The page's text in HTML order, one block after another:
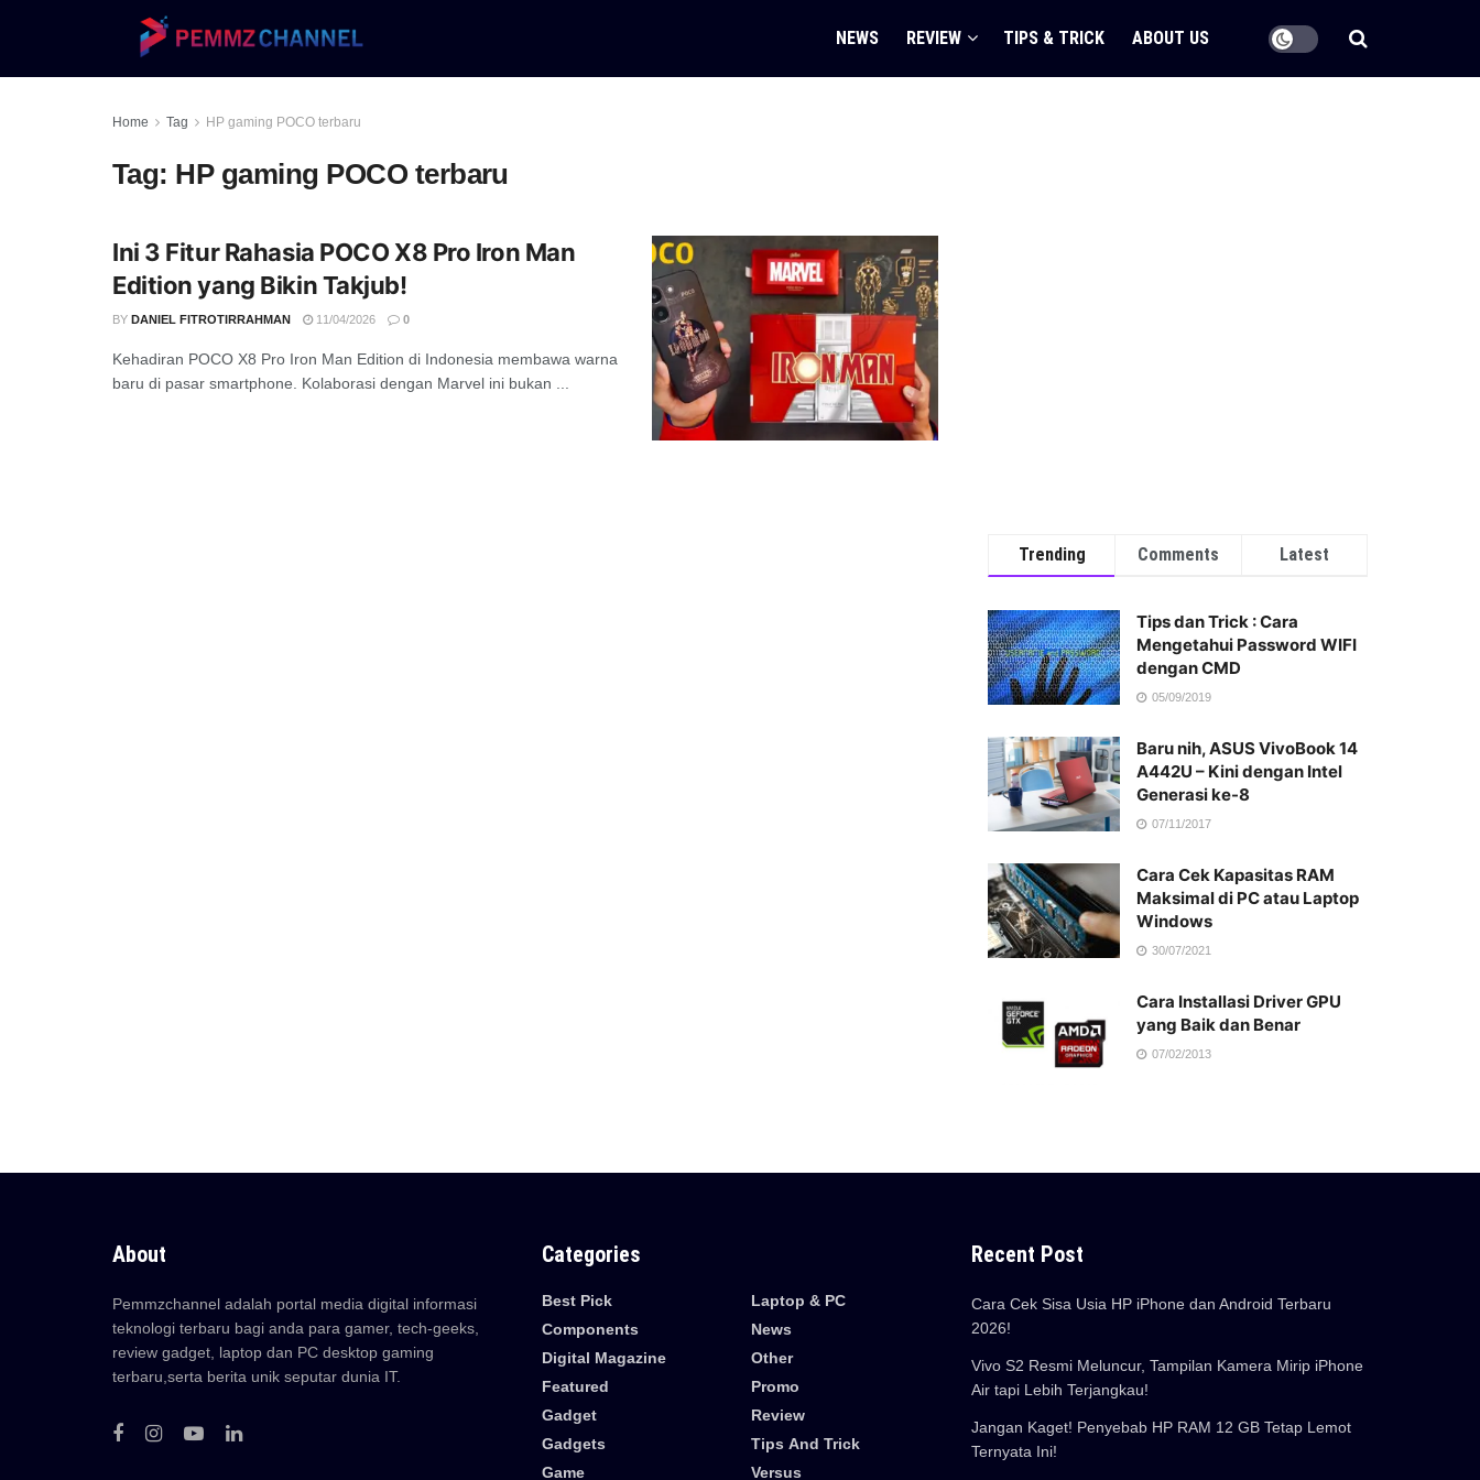
NEWS REVIEW TIPS & TRICK ABOUT US
Home Tag HP gaming POCO terbaru
Tag: HP gaming POCO terbaru
Ini 3 Fitur Rahasia POCO X8 Pro Iron Man
Edition yang Bikin Takjub!
BY DANIEL FITROTIRRAHMAN 11/04/2026 0
Kehadiran POCO X8 Pro Iron Man Edition di Indonesia membawa warna
baru di pasar smartphone. Kolaborasi dengan Marvel ini bukan ...
Trending Comments Latest
Tips dan Trick : Cara
Mengetahui Password WIFI
dengan CMD
05/09/2019
Baru nih, ASUS VivoBook 14
A442U – Kini dengan Intel
Generasi ke-8
07/11/2017
Cara Cek Kapasitas RAM
Maksimal di PC atau Laptop
Windows
30/07/2021
Cara Installasi Driver GPU
yang Baik dan Benar
07/02/2013
About
Pemmzchannel adalah portal media digital informasi
teknologi terbaru bagi anda para gamer, tech-geeks,
review gadget, laptop dan PC desktop gaming
terbaru,serta berita unik seputar dunia IT.
Categories
Best Pick
Components
Digital Magazine
Featured
Gadget
Gadgets
Game
Laptop & PC
News
Other
Promo
Review
Tips And Trick
Versus
Recent Post
Cara Cek Sisa Usia HP iPhone dan Android Terbaru
2026!
Vivo S2 Resmi Meluncur, Tampilan Kamera Mirip iPhone
Air tapi Lebih Terjangkau!
Jangan Kaget! Penyebab HP RAM 12 GB Tetap Lemot
Ternyata Ini!